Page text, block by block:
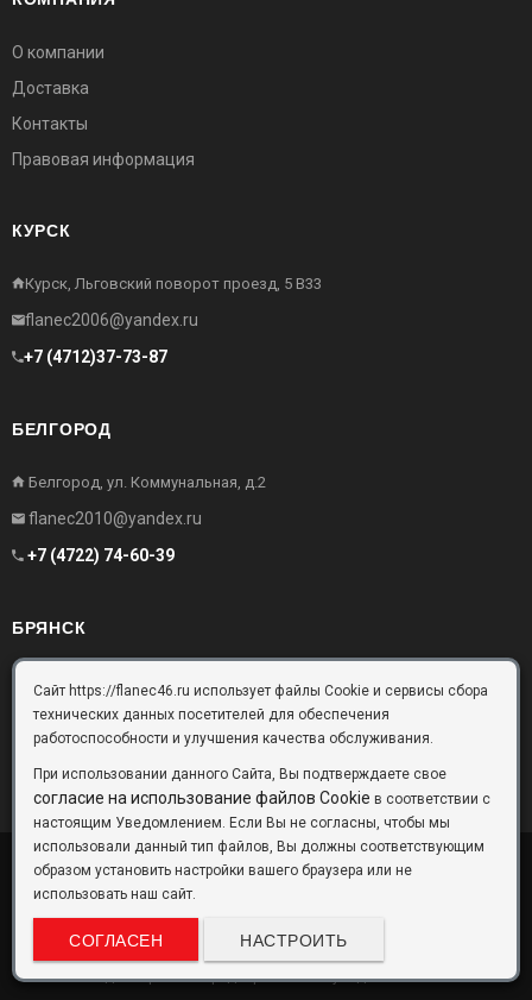
О компании
Доставка
Контакты
Правовая информация
КУРСК
Курск, Льговский поворот проезд, 5 В33
flanec2006@yandex.ru
+7 (4712)37-73-87
БЕЛГОРОД
Белгород, ул. Коммунальная, д.2
flanec2010@yandex.ru
+7 (4722) 74-60-39
БРЯНСК
Брянск, Московский проезд, д.10, офис 3
flanec32@yandex.ru
Copyright © 2026 © ООО «Фланец-Комплект»
внешний вид товаров без предварительного уведомления.
Сайт https://flanec46.ru использует файлы Cookie и сервисы сбора
технических данных посетителей для обеспечения
работоспособности и улучшения качества обслуживания.
При использовании данного Сайта, Вы подтверждаете свое
согласие на использование файлов Cookie в соответствии с
настоящим Уведомлением. Если Вы не согласны, чтобы мы
использовали данный тип файлов, Вы должны соответствующим
образом установить настройки вашего браузера или не
использовать наш сайт.
СОГЛАСЕН НАСТРОИТЬ